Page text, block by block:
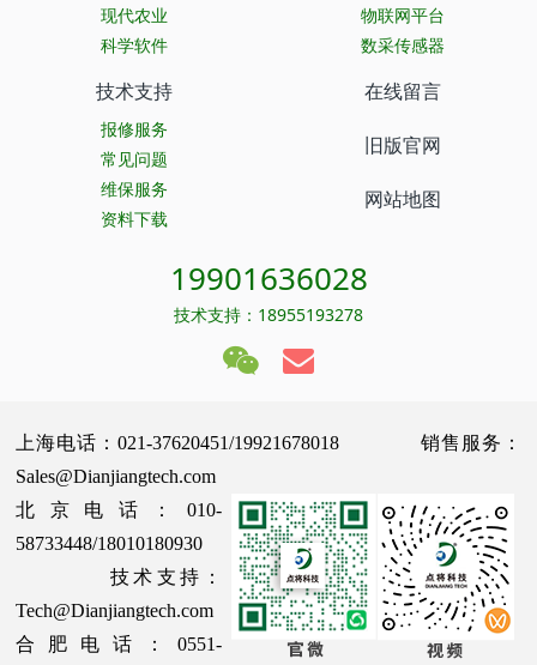
现代农业
科学软件
物联网平台
数采传感器
技术支持
报修服务
常见问题
维保服务
资料下载
在线留言
旧版官网
网站地图
19901636028
技术支持：18955193278
上海电话：021-37620451/19921678018 销售服务：
Sales@Dianjiangtech.com
北京电话：010-
58733448/18010180930
技术支持：
Tech@Dianjiangtech.com
合肥电话：0551-